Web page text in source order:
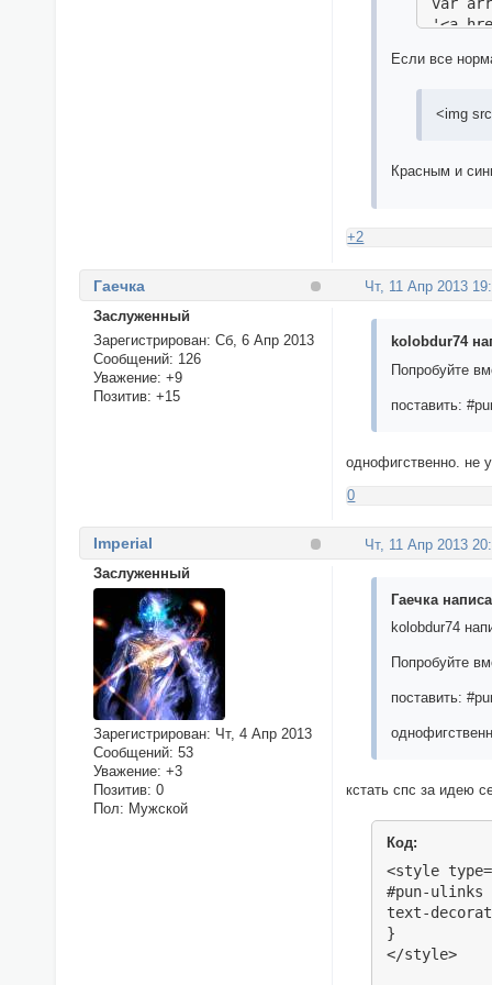
'<a
'<a
'<a
'<a
}
//
}
</
Если все
<img
Красным и
+2
Чт, 11 Апр 2013
Гаечка
Заслуженный
Зарегистрирован: Сб, 6 Апр 2013
Сообщений: 126
Уважение: +9
Позитив: +15
kolobdur74
Попробуйте
поставить:
однофигственно. не
0
Чт, 11 Апр 2013
Imperial
Заслуженный
Зарегистрирован: Чт, 4 Апр 2013
Сообщений: 53
Уважение: +3
Позитив: 0
Пол: Мужской
Гаечка
kolobdur74
Попробуйте
поставить:
кстать спс за идею
Код:
<style
#pun-
text-
}
</style>